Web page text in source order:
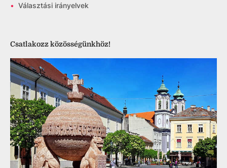
• Választási irányelvek
Csatlakozz közösségünkhöz!